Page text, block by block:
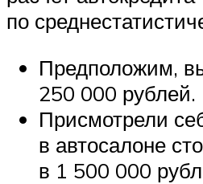
по
Предположим,
250 000 рублей.
Присмотрели
в автосалоне
в 1 500 000